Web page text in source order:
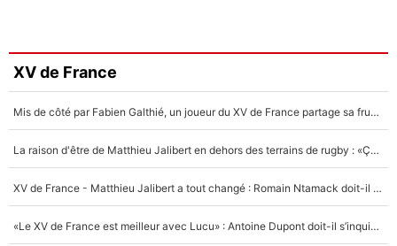
XV de France
Mis de côté par Fabien Galthié, un joueur du XV de France partage sa frustration : «ils ne me l’ont pas dit tout de suite»
La raison d'être de Matthieu Jalibert en dehors des terrains de rugby : «Ça m'atteint autant que si tu touches à un membre de ma famille»
XV de France - Matthieu Jalibert a tout changé : Romain Ntamack doit-il s’inquiéter pour sa place à un an de la Coupe du monde ?
«Le XV de France est meilleur avec Lucu» : Antoine Dupont doit-il s’inquiéter pour sa place ?